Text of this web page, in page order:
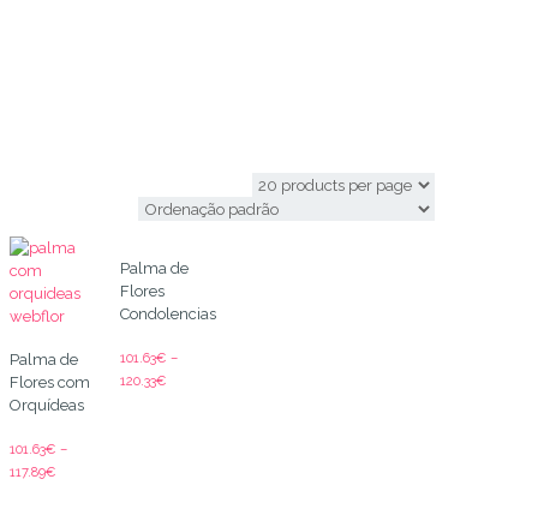
Palma de
Flores com
Orquídeas
101.63€ –
117.89€
Palma de
Flores
Condolencias
101.63€ –
120.33€